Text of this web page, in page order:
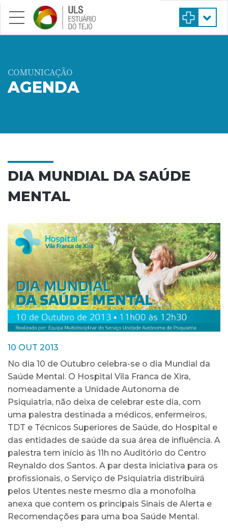
Saltar para conteúdo principal
COMUNICAÇÃO
AGENDA
DIA MUNDIAL DA SAÚDE
MENTAL
10 OUT 2013
No dia 10 de Outubro celebra-se o dia Mundial da
Saúde Mental. O Hospital Vila Franca de Xira,
nomeadamente a Unidade Autonoma de
Psiquiatria, não deixa de celebrar este dia, com
uma palestra destinada a médicos, enfermeiros,
TDT e Técnicos Superiores de Saúde, do Hospital e
das entidades de saúde da sua área de influência. A
palestra tem início às 11h no Auditório do Centro
Reynaldo dos Santos. A par desta iniciativa para os
profissionais, o Serviço de Psiquiatria distribuirá
pelos Utentes neste mesmo dia a monofolha
anexa que contem os principais Sinais de Alerta e
Recomendações para uma boa Saúde Mental.